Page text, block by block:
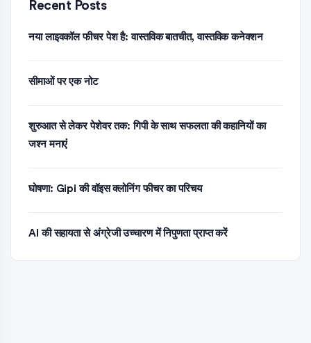
Recent Posts
नया लाइवकॉल फीचर पेश है: वास्तविक बातचीत, वास्तविक कनेक्शन
सीमाओं पर एक नोट
शुरुआत से लेकर पेशेवर तक: गिपी के साथ सफलता की कहानियों का
जश्न मनाएं
घोषणा: Gipi की वॉइस क्लोनिंग फीचर का परिचय
AI की सहायता से अंग्रेजी उच्चारण में निपुणता प्राप्त करें